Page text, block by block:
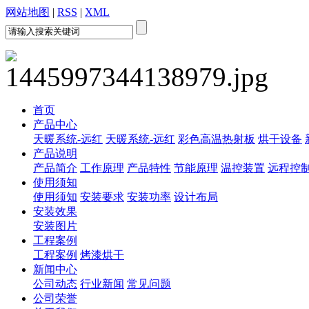
网站地图 | RSS | XML
首页
产品中心
天暖系统-远红 天暖系统-远红 彩色高温热射板 烘干设备
产品说明
产品简介 工作原理 产品特性 节能原理 温控装置 远程控
使用须知
使用须知 安装要求 安装功率 设计布局
安装效果
安装图片
工程案例
工程案例 烤漆烘干
新闻中心
公司动态 行业新闻 常见问题
公司荣誉